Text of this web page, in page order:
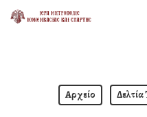
Skip
Αρχείο